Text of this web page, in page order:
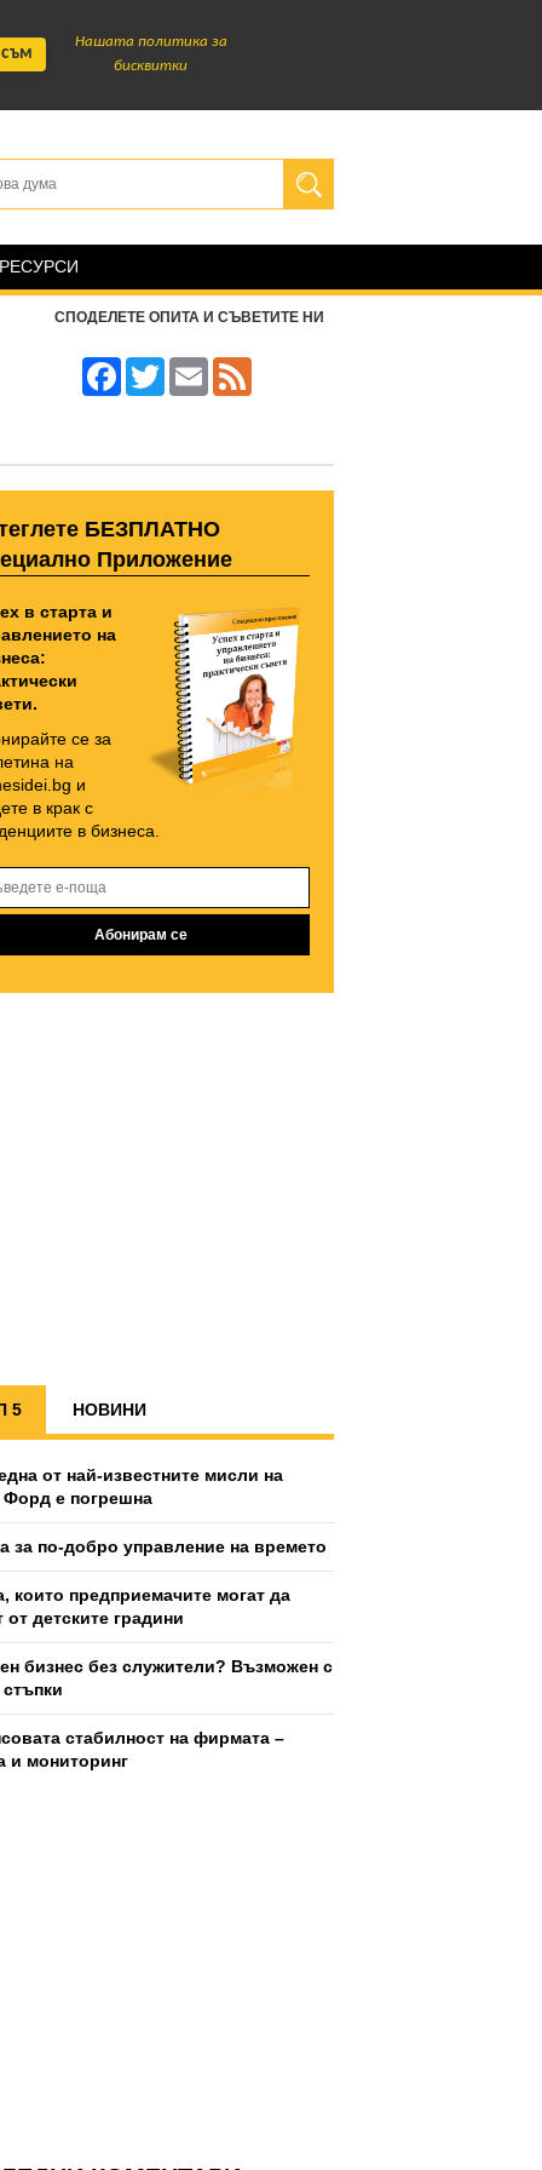
съм
Нашата политика за
бисквитки
СПОДЕЛЕТЕ ОПИТА И СЪВЕТИТЕ НИ
FacebookTwitter Email
БЕЗПЛАТНО
Приложение
в старта и
на
се за
на
и
в крак с
в бизнеса.
5 НОВИНИ
от най-известните мисли на
Форд е погрешна
за по-добро управление на времето
които предприемачите могат да
от детските градини
бизнес без служители? Възможен с
стъпки
стабилност на фирмата –
и мониторинг